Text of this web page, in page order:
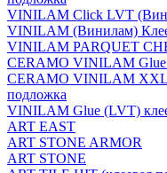
VINILAM Click LVT
VINILAM (Винилам)
VINILAM PARQUET
CERAMO VINILAM
CERAMO VINILAM XXL
подложка
VINILAM Glue (LVT)
ART EAST
ART STONE ARMOR
ART STONE